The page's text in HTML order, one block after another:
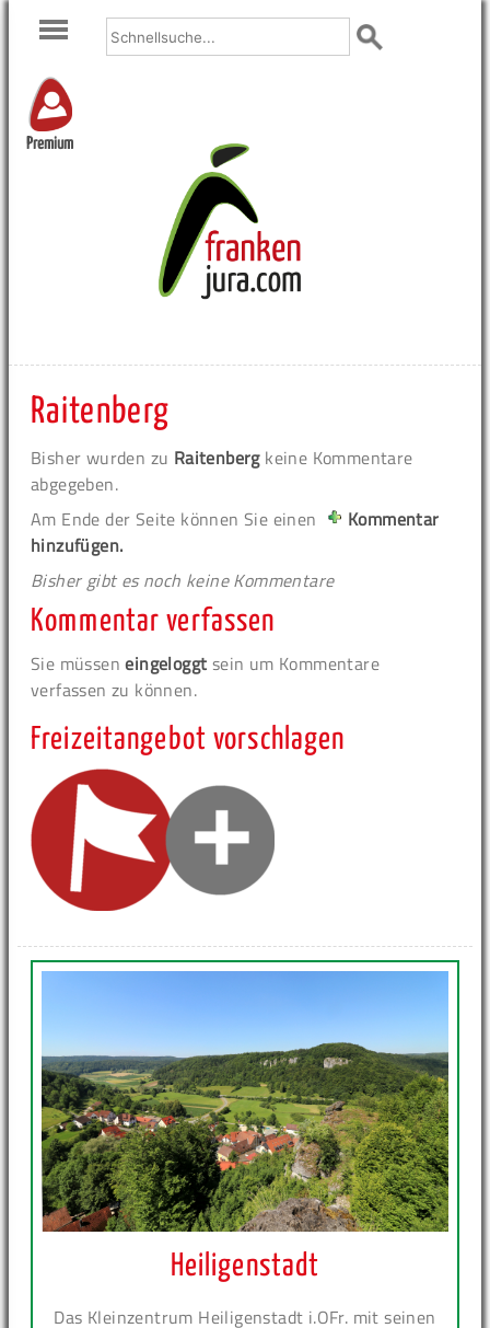
Premium
Raitenberg
Bisher wurden zu Raitenbergkeine Kommentare
abgegeben.
Am Ende der Seite können Sie einen
Kommentar
hinzufügen.
Bisher gibt es noch keine Kommentare
Kommentar verfassen
Sie müsseneingeloggt sein um Kommentare
verfassen zu können.
Freizeitangebot vorschlagen
Heiligenstadt
Das Kleinzentrum Heiligenstadt i.OFr. mit seinen